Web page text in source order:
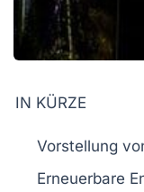
IN KÜRZE
Vorstellung
Erneuerbare